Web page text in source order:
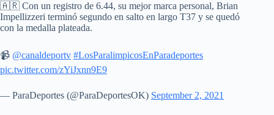
🇦🇷 Con un registro de 6.44, su mejor marca personal, Brian
Impellizzeri terminó segundo en salto en largo T37 y se quedó
con la medalla plateada.
📹 @canaldeportv #LosParalimpicosEnParadeportes
pic.twitter.com/zYiJxnn9E9
— ParaDeportes (@ParaDeportesOK) September 2, 2021